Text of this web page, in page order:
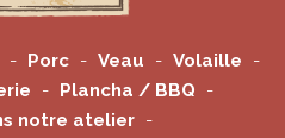
Porc Veau
Volaille
Plancha / BBQ
notre atelier